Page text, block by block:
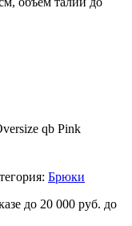
qb Pink
Брюки
до 20 000 руб. до